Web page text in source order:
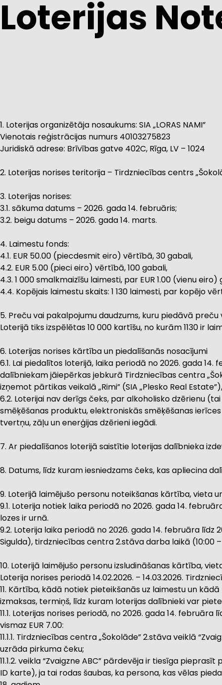
Loterijas
1. Loterijas organizētāja nosaukums: SIA „LORAS NAMI”
Vienotais reģistrācijas numurs 40103275823
Juridiskā adrese: Brīvības gatve 402C, Rīga, LV – 1024
2. Loterijas norises teritorija – Tirdzniecības centrs
3. Loterijas norises:
3.1. sākuma datums – 2026. gada 14. februāris;
3.2. beigu datums – 2026. gada 14. marts.
4. Laimestu fonds:
4.1. EUR 50.00 (piecdesmit eiro) vērtībā, 30 gabali,
4.2. EUR 5.00 (pieci eiro) vērtībā, 100 gabali,
4.3. 1 000 smalkmaizīšu laimesti, par EUR 1.00 (vienu eiro)
4.4. Kopējais laimestu skaits: 1 130 laimesti, par kopējo
5. Preču vai pakalpojumu daudzums, kuru piedāvā
Loterijā tiks izspēlētas 10 000 kartīšu, no kurām 1130 ir
6. Loterijas norises kārtība un piedalīšanās nosacījumi
6.1. Lai piedalītos loterijā, laika periodā no 2026. gada
dalībniekam jāiepērkas jebkurā Tirdzniecības centra
izņemot pārtikas veikalā „Rimi” (SIA „Plesko Real
6.2. Loterijai nav derīgs čeks, par alkoholisko dzērienu
smēķēšanas produktu, elektroniskās smēķēšanas
tvertņu, zāļu un enerģijas dzērieni iegādi.
7. Ar piedalīšanos loterijā saistītie loterijas dalībnieka
8. Datums, līdz kuram iesniedzams čeks, kas apliecina
9. Loterijā laimējušo personu noteikšanas kārtība, vieta
9.1. Loterija notiek laika periodā no 2026. gada 14.
lozes ir urnā.
9.2. Loterija laika periodā no 2026. gada 14. februāra līdz
Sigulda), tirdzniecības centra 2.stāva darba laikā (10:00
10. Loterijā laimējušo personu izsludināšanas kārtība,
Loterija norises periodā 14.02.2026. – 14.03.2026.
11. Kārtība, kādā notiek pieteikšanās uz laimestu un
izmaksas, termiņš, līdz kuram loterijas dalībnieki var
11.1. Loterijas norises periodā, no 2026. gada 14.
vismaz EUR 7.00:
11.1.1. Tirdzniecības centra „Šokolāde” 2.stāva veiklā
uzrāda pirkuma čeku;
11.1.2. veikla “Zvaigzne ABC” pārdevēja ir tiesīga
ID karte), ja tai rodas šaubas, ka persona, kas vēlas